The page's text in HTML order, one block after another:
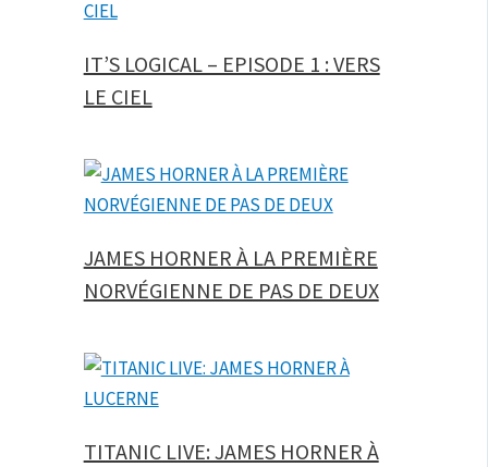
IT’S LOGICAL – EPISODE 1 : VERS
LE CIEL
JAMES HORNER À LA PREMIÈRE
NORVÉGIENNE DE PAS DE DEUX
TITANIC LIVE: JAMES HORNER À